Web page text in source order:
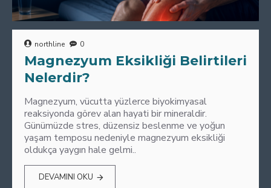
northline 0
Magnezyum Eksikliği Belirtileri
Nelerdir?
Magnezyum, vücutta yüzlerce biyokimyasal
reaksiyonda görev alan hayati bir mineraldir.
Günümüzde stres, düzensiz beslenme ve yoğun
yaşam temposu nedeniyle magnezyum eksikliği
oldukça yaygın hale gelmi..
DEVAMINI OKU